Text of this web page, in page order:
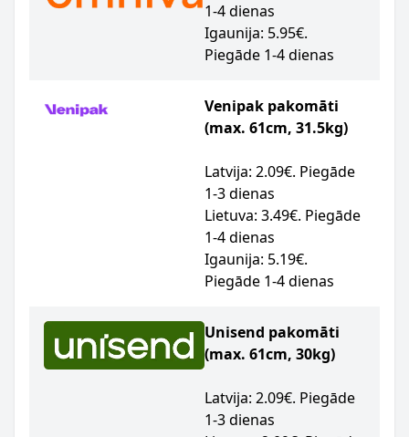
1-4 dienas
Igaunija: 5.95€.
Piegāde 1-4 dienas
Venipak pakomāti
(max. 61cm, 31.5kg)
Latvija: 2.09€. Piegāde
1-3 dienas
Lietuva: 3.49€. Piegāde
1-4 dienas
Igaunija: 5.19€.
Piegāde 1-4 dienas
Unisend pakomāti
(max. 61cm, 30kg)
Latvija: 2.09€. Piegāde
1-3 dienas